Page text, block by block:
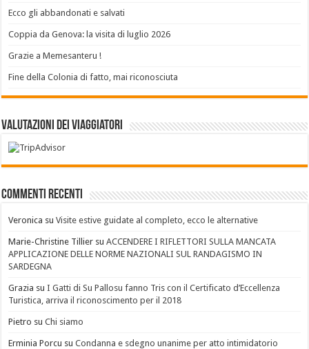
Ecco gli abbandonati e salvati
Coppia da Genova: la visita di luglio 2026
Grazie a Memesanteru !
Fine della Colonia di fatto, mai riconosciuta
Valutazioni dei Viaggiatori
Commenti recenti
Veronica suVisite estive guidate al completo, ecco le alternative
Marie-Christine Tillier suACCENDERE I RIFLETTORI SULLA MANCATA
APPLICAZIONE DELLE NORME NAZIONALI SUL RANDAGISMO IN
SARDEGNA
Grazia suI Gatti di Su Pallosu fanno Tris con il Certificato d’Eccellenza
Turistica, arriva il riconoscimento per il 2018
Pietro suChi siamo
Erminia Porcu suCondanna e sdegno unanime per atto intimidatorio